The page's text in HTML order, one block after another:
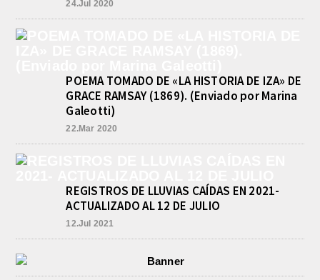
par de...
24.Jul 2020
POEMA TOMADO DE «LA HISTORIA DE IZA» DE
GRACE RAMSAY (1869). (Enviado por Marina
Galeotti)
22.Mar 2020
REGISTROS DE LLUVIAS CAÍDAS EN 2021-
ACTUALIZADO AL 12 DE JULIO
12.Jul 2021